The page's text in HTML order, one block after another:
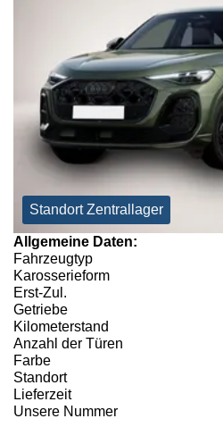
Standort Zentrallager
Allgemeine Daten:
Fahrzeugtyp
Karosserieform
Erst-Zul.
Getriebe
Kilometerstand
Anzahl der Türen
Farbe
Standort
Lieferzeit
Unsere Nummer